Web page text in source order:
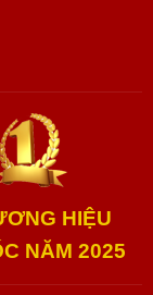
HIỆU
NĂM 2025